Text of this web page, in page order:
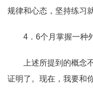
规律和心态，坚持练习
4 ． 6个月掌握一种
上述所提到的概念
证明了。现在，我要和